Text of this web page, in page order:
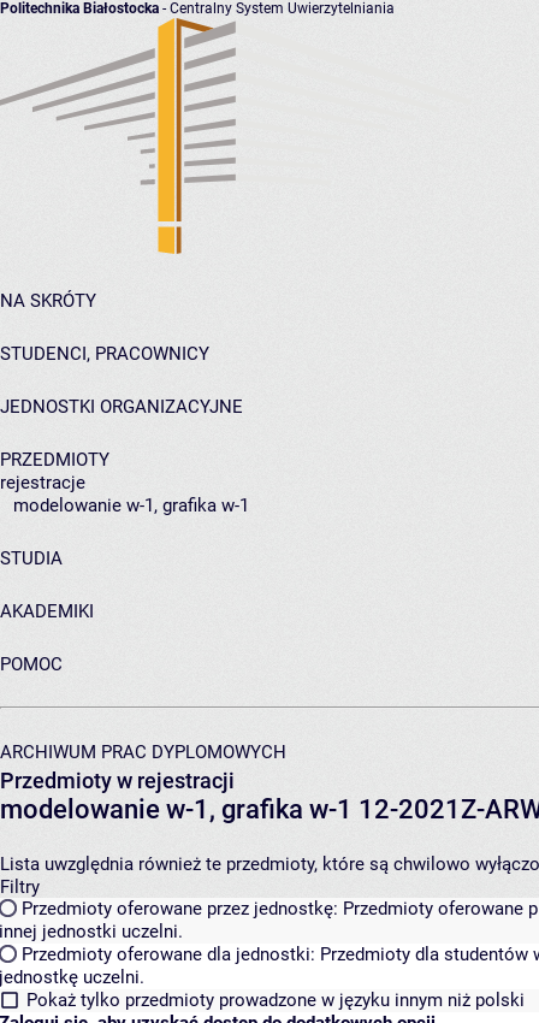
Politechnika Białostocka - Centralny System Uwierzytelniania
NA SKRÓTY
STUDENCI, PRACOWNICY
JEDNOSTKI ORGANIZACYJNE
PRZEDMIOTY
rejestracje
modelowanie w-1, grafika w-1
STUDIA
AKADEMIKI
POMOC
ARCHIWUM PRAC DYPLOMOWYCH
Przedmioty w rejestracji
modelowanie w-1, grafika w-1 12-2021Z-
Lista uwzględnia również te przedmioty, które są chwilowo
Filtry
Przedmioty oferowane przez jednostkę: Przedmioty oferowane
innej jednostki uczelni.
Przedmioty oferowane dla jednostki: Przedmioty dla studentów
jednostkę uczelni.
Pokaż tylko przedmioty prowadzone w języku innym niż polski